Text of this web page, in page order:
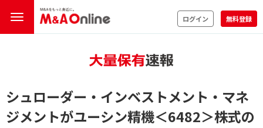
ログイン 無料登録
シュローダー・インベストメント・マネ
ジメントがユーシン精機＜6482＞株式の